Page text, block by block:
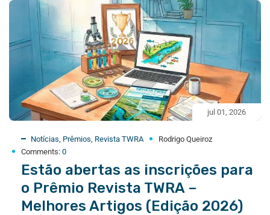
jul 01, 2026
Notícias Prêmios Revista TWRA
Rodrigo Queiroz
Comments: 0
Estão abertas as inscrições para
o Prêmio Revista TWRA –
Melhores Artigos (Edição 2026)